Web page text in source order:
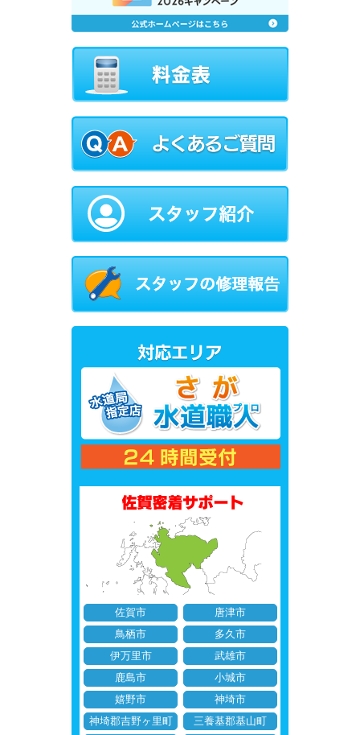
佐賀市
唐津市
鳥栖市
多久市
伊万里市
武雄市
鹿島市
小城市
嬉野市
神埼市
神埼郡吉野ヶ里町
三養基郡基山町